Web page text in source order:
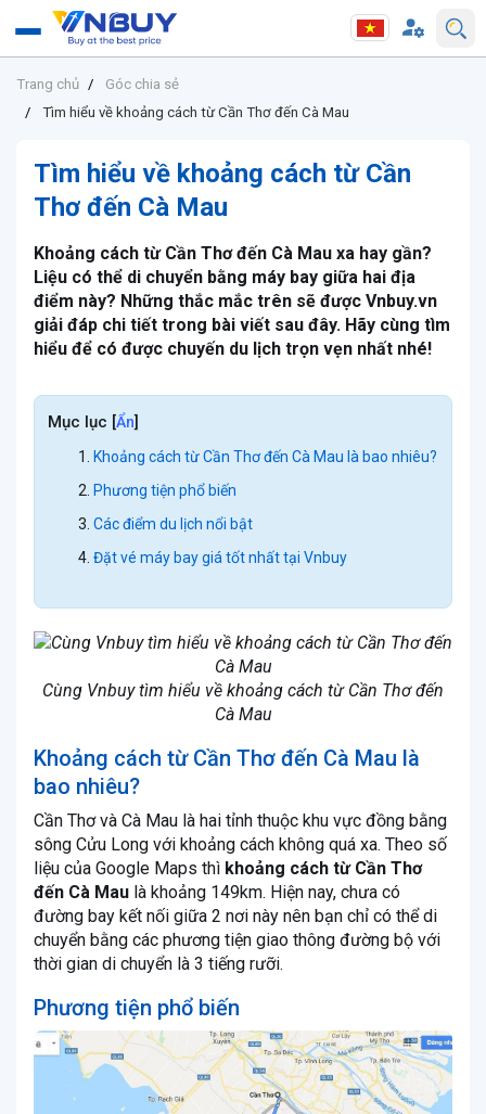
Trang chủ
Góc chia sẻ
Tìm hiểu về khoảng cách từ Cần Thơ đến Cà Mau
Tìm hiểu về khoảng cách từ Cần
Thơ đến Cà Mau
Khoảng cách từ Cần Thơ đến Cà Mau xa hay gần?
Liệu có thể di chuyển bằng máy bay giữa hai địa
điểm này? Những thắc mắc trên sẽ được Vnbuy.vn
giải đáp chi tiết trong bài viết sau đây. Hãy cùng tìm
hiểu để có được chuyến du lịch trọn vẹn nhất nhé!
Mục lục [Ẩn]
Khoảng cách từ Cần Thơ đến Cà Mau là bao nhiêu?
Phương tiện phổ biến
Các điểm du lịch nổi bật
Đặt vé máy bay giá tốt nhất tại Vnbuy
Cùng Vnbuy tìm hiểu về khoảng cách từ Cần Thơ đến
Cà Mau
Khoảng cách từ Cần Thơ đến Cà Mau là
bao nhiêu?
Cần Thơ và Cà Mau là hai tỉnh thuộc khu vực đồng bằng
sông Cửu Long với khoảng cách không quá xa. Theo số
liệu của Google Maps thì khoảng cách từ Cần Thơ
đến Cà Mau là khoảng 149km. Hiện nay, chưa có
đường bay kết nối giữa 2 nơi này nên bạn chỉ có thể di
chuyển bằng các phương tiện giao thông đường bộ với
thời gian di chuyển là 3 tiếng rưỡi.
Phương tiện phổ biến